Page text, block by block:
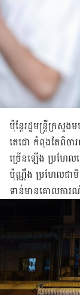
ប៉ុន្តែ​​រដ្ឋមន្ត្រី​ក្រ
តេជោ កំពុងតែ​ពិចា
ច្រើន​ឡើង ប្រហែល​
ប៉ុណ្ណឹង ប្រហែល​ជា​មិ
ទាន់​មាន​គោលការ